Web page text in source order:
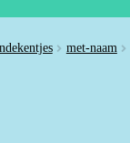
met-naam